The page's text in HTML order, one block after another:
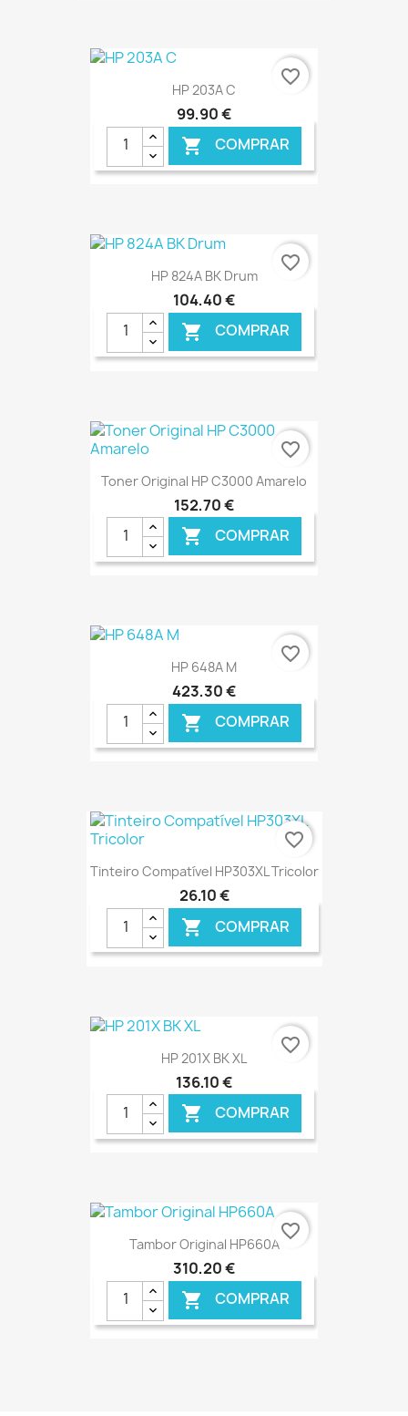
HP 203A C
99,90 €
 COMPRAR
€ ONLINE
favorite_border
HP 824A BK Drum
104,40 €
 COMPRAR
€ ONLINE
favorite_border
Toner Original HP C3000 Amarelo
152,70 €
 COMPRAR
favorite_border
HP 648A M
423,30 €
 COMPRAR
€ ONLINE
favorite_border
Tinteiro Compatível HP303XL Tricolor
26,10 €
 COMPRAR
favorite_border
HP 201X BK XL
136,10 €
 COMPRAR
€ ONLINE
favorite_border
Tambor Original HP660A
310,20 €
 COMPRAR
favorite_border